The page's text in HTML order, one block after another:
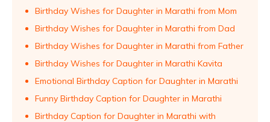
Birthday Wishes for Daughter in Marathi from Mom
Birthday Wishes for Daughter in Marathi from Dad
Birthday Wishes for Daughter in Marathi from Father
Birthday Wishes for Daughter in Marathi Kavita
Emotional Birthday Caption for Daughter in Marathi
Funny Birthday Caption for Daughter in Marathi
Birthday Caption for Daughter in Marathi with